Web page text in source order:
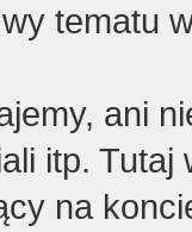
tematu
ani
itp. Tutaj
na